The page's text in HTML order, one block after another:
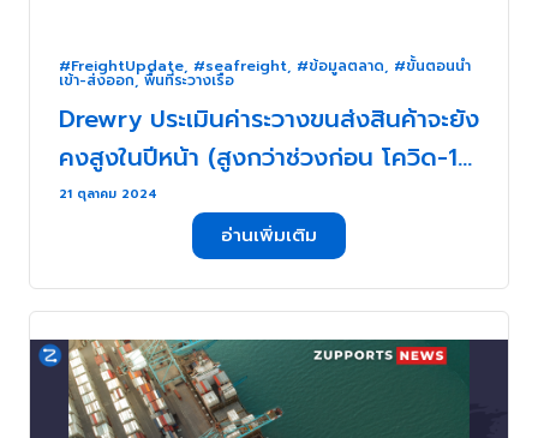
#FreightUpdate, #seafreight, #ข้อมูลตลาด, #ขั้นตอนนำ
เข้า-ส่งออก, พื้นที่ระวางเรือ
Drewry ประเมินค่าระวางขนส่งสินค้าจะยัง
คงสูงในปีหน้า (สูงกว่าช่วงก่อน โควิด-19)
. . .
21 ตุลาคม 2024
อ่านเพิ่มเติม